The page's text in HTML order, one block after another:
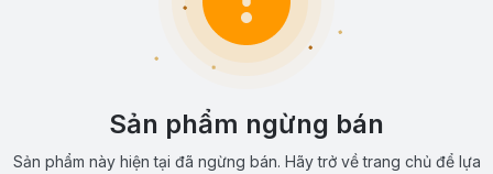
Sản phẩm ngừng bán
Sản phẩm này hiện tại đã ngừng bán. Hãy trở về trang chủ để lựa